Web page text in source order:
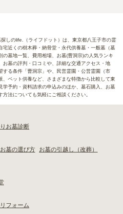
しのlife.（ライフドット）は、東京都八王子市の霊
宅近くの樹木葬・納骨堂・永代供養墓・一般墓（墓
墓地一覧、費用相場、お墓(曹洞宗)の人気ランキ
お墓の評判・口コミや、詳細な交通アクセス・地
する条件「曹洞宗」や、民営霊園・公営霊園（市
、ペット供養など、さまざまな特徴から比較して東
学予約・資料請求の申込みのほか、墓石購入、お墓
法についても気軽にご相談ください。
お墓診断
お墓の選び方
お墓の引越し（改葬）
フォーム